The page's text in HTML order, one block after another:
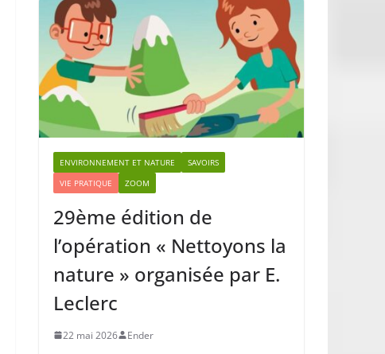
ENVIRONNEMENT ET NATURE
SAVOIRS
VIE PRATIQUE
ZOOM
29ème édition de
l’opération « Nettoyons la
nature » organisée par E.
Leclerc
22 mai 2026 Ender